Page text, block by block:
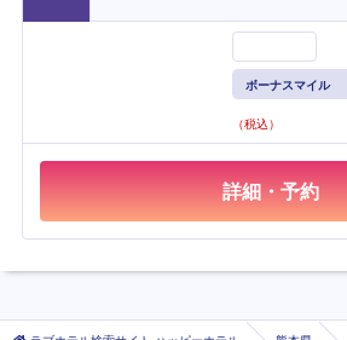
ボーナスマイル
（税込）
詳細・予約